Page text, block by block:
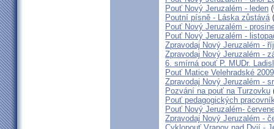
Pouť Nový Jeruzalém - leden
Poutní písně - Láska zůstává
Pouť Nový Jeruzalém -
Pouť Nový Jeruzalém -
Zpravodaj Nový Jeruzalém -
Zpravodaj Nový Jeruzalém -
6. smírná pouť P. MUDr.
Pouť Matice Velehradské 2009
Zpravodaj Nový Jeruzalém -
Pozvání na pouť na Turzovku
Pouť pedagogických
Pouť Nový Jeruzalém-
Zpravodaj Nový Jeruzalém -